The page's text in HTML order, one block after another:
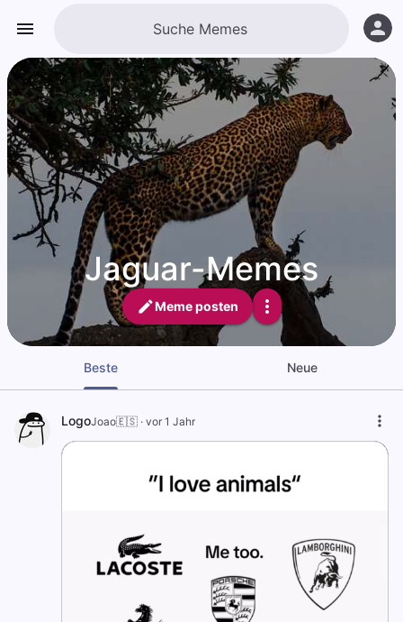
Jaguar-Memes
Meme posten
Beste Neue
LogoJoao🇪🇸 · vor 1 Jahr